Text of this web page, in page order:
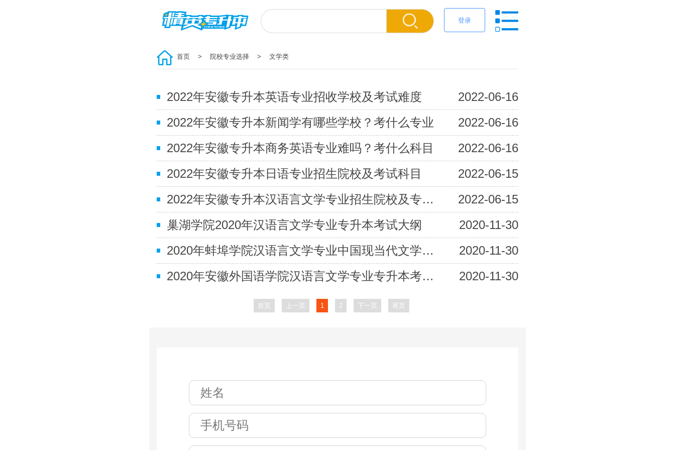
登录
首页 > 院校专业选择 > 文学类
2022年安徽专升本英语专业招收学校及考试难度
2022-06-16
2022年安徽专升本新闻学有哪些学校？考什么专业
2022-06-16
2022年安徽专升本商务英语专业难吗？考什么科目
2022-06-16
2022年安徽专升本日语专业招生院校及考试科目
2022-06-15
2022年安徽专升本汉语言文学专业招生院校及专业限制
2022-06-15
巢湖学院2020年汉语言文学专业专升本考试大纲
2020-11-30
2020年蚌埠学院汉语言文学专业中国现当代文学写作考试大纲
2020-11-30
2020年安徽外国语学院汉语言文学专业专升本考试大纲
2020-11-30
首页 上一页 1 2 下一页 尾页